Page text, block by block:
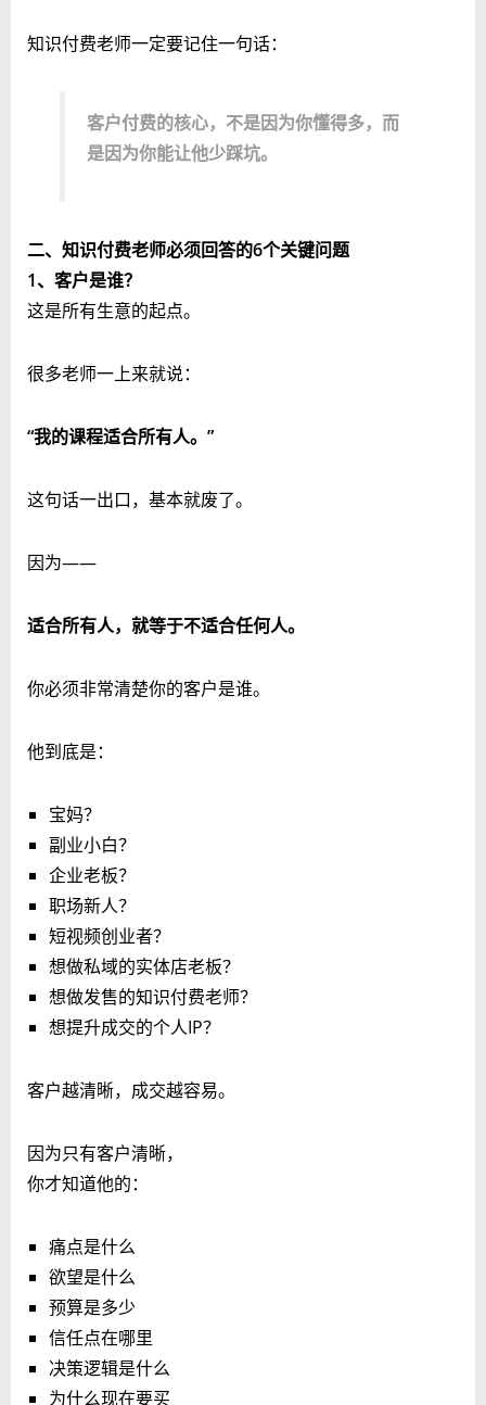
知识付费老师一定要记住一句话：
客户付费的核心，不是因为你懂得多，而
是因为你能让他少踩坑。
二、知识付费老师必须回答的6个关键问题
1、客户是谁？
这是所有生意的起点。
很多老师一上来就说：
“我的课程适合所有人。”
这句话一出口，基本就废了。
因为——
适合所有人，就等于不适合任何人。
你必须非常清楚你的客户是谁。
他到底是：
宝妈？
副业小白？
企业老板？
职场新人？
短视频创业者？
想做私域的实体店老板？
想做发售的知识付费老师？
想提升成交的个人IP？
客户越清晰，成交越容易。
因为只有客户清晰，
你才知道他的：
痛点是什么
欲望是什么
预算是多少
信任点在哪里
决策逻辑是什么
为什么现在要买